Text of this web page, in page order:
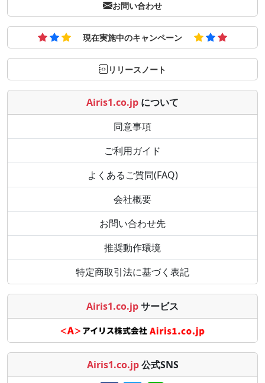
お問い合わせ
現在実施中のキャンペーン
リリースノート
Airis1.co.jp について
同意事項
ご利用ガイド
よくあるご質問(FAQ)
会社概要
お問い合わせ先
推奨動作環境
特定商取引法に基づく表記
Airis1.co.jpサービス
Airis1.co.jp 公式SNS